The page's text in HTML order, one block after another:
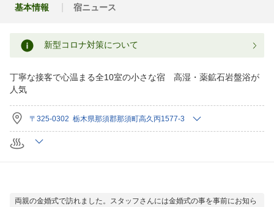
基本情報 宿ニュース
新型コロナ対策について
丁寧な接客で心温まる全10室の小さな宿 高湿・薬鉱石岩盤浴が
人気
〒325-0302 栃木県那須郡那須町高久丙1577-3
両親の金婚式で訪れました。スタッフさんには金婚式の事を事前にお知ら